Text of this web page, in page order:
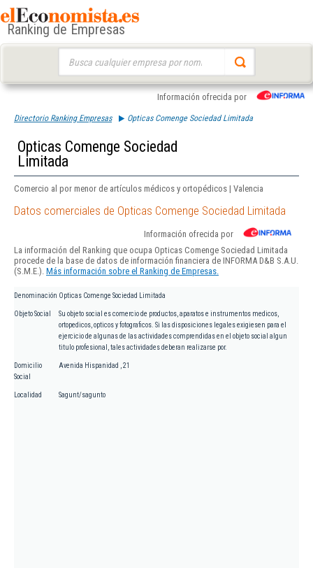
Ranking de Empresas
Información ofrecida por
Directorio Ranking Empresas Opticas Comenge Sociedad Limitada
Opticas Comenge Sociedad
Limitada
Comercio al por menor de artículos médicos y ortopédicos | Valencia
Datos comerciales de Opticas Comenge Sociedad Limitada
Información ofrecida por
La información del Ranking que ocupa Opticas Comenge Sociedad Limitada
procede de la base de datos de información financiera de INFORMA D&B S.A.U.
(S.M.E.). Más información sobre el Ranking de Empresas.
Denominación Opticas Comenge Sociedad Limitada
Objeto Social
Su objeto social es comercio de productos, aparatos e instrumentos medicos,
ortopedicos, opticos y fotograficos. Si las disposiciones legales exigiesen para el
ejercicio de algunas de las actividades comprendidas en el objeto social algun
titulo profesional, tales actividades deberan realizarse por.
Domicilio
Social
Avenida Hispanidad , 21
Localidad Sagunt/sagunto